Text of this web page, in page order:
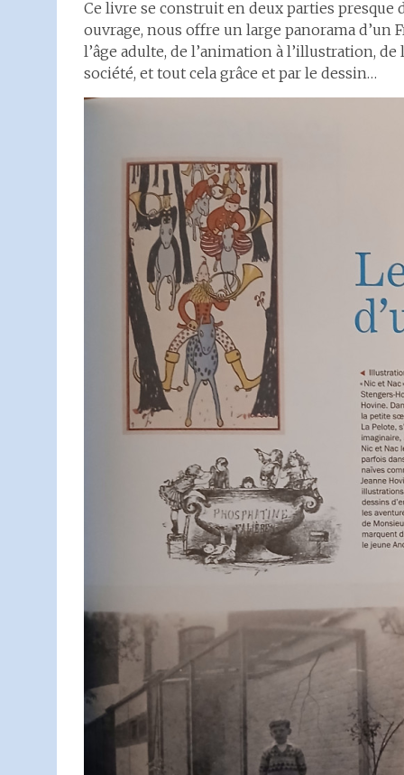
Ce livre se construit en deux parties presque
ouvrage, nous offre un large panorama d’un
l’âge adulte, de l’animation à l’illustration,
société, et tout cela grâce et par le dessin…